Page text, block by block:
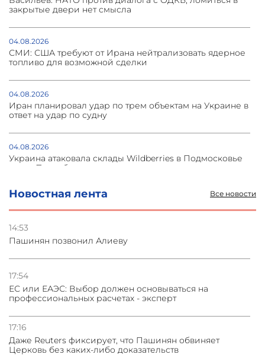
Новостная лента Все новости
14:53
Пашинян позвонил Алиеву
17:54
ЕС или ЕАЭС: Выбор должен основываться на
профессиональных расчетах - эксперт
17:16
Даже Reuters фиксирует, что Пашинян обвиняет
Церковь без каких-либо доказательств
закрытые двери нет смысла
04.08.2026
СМИ: США требуют от Ирана нейтрализовать ядерное
топливо для возможной сделки
04.08.2026
Иран планировал удар по трем объектам на Украине в
ответ на удар по судну
04.08.2026
Украина атаковала склады Wildberries в Подмосковье
и под Петербургом
03.08.2026
Стратегия безопасности ОДКБ допускает применение
Азербайджане
31.07.2026
Сотрудничество и очереди – детали визита главы
погрануправления СНБ Армении в Тбилиси